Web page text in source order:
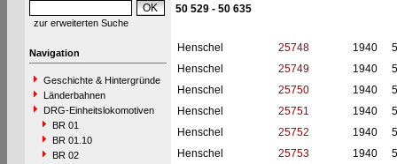
zur erweiterten Suche
Navigation
Geschichte & Hintergründe
Länderbahnen
DRG-Einheitslokomotiven
BR 01
BR 01.10
BR 02
50 529 - 50 635
Henschel 25748 1940
Henschel
25749 1940
Henschel
25750 1940
Henschel
25751 1940
Henschel
25752 1940
Henschel
25753 1940